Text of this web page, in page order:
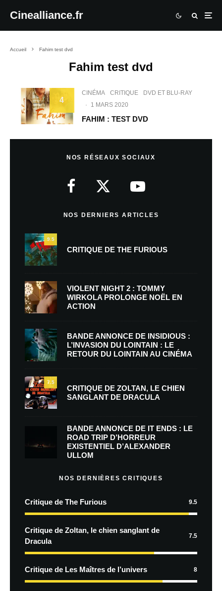
Cinealliance.fr
Accueil Fahim test dvd
Fahim test dvd
4
CINÉMA CRITIQUE
DVD ET BLU-RAY
·
1 MARS 2020
FAHIM : TEST DVD
NOS RÉSEAUX SOCIAUX
NOS DERNIERS ARTICLES
9.5
CRITIQUE DE THE FURIOUS
VIOLENT NIGHT 2 : TOMMY
WIRKOLA PROLONGE NOËL EN
ACTION
BANDE ANNONCE DE INSIDIOUS :
L’INVASION DU LOINTAIN : LE
RETOUR DU LOINTAIN AU CINÉMA
7.5
CRITIQUE DE ZOLTAN, LE CHIEN
SANGLANT DE DRACULA
BANDE ANNONCE DE IT ENDS : LE
ROAD TRIP D’HORREUR
EXISTENTIEL D’ALEXANDER
ULLOM
NOS DERNIÈRES CRITIQUES
Critique de The Furious 9.5
Critique de Zoltan, le chien sanglant de
Dracula
7.5
Critique de Les Maîtres de l’univers 8